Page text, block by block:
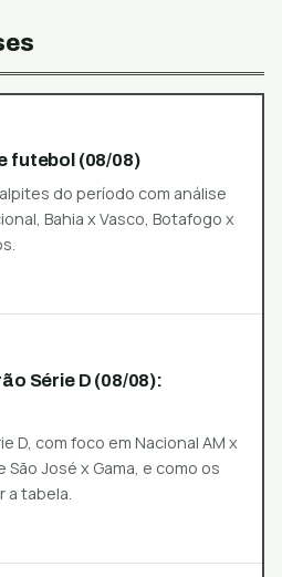
futebol (08/08)
do período com análise
Bahia x Vasco, Botafogo x
Série D (08/08):
D, com foco em Nacional AM x
São José x Gama, e como os
a tabela.